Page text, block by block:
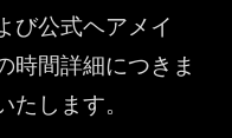
び公式ヘアメイ
時間詳細につきま
たします。